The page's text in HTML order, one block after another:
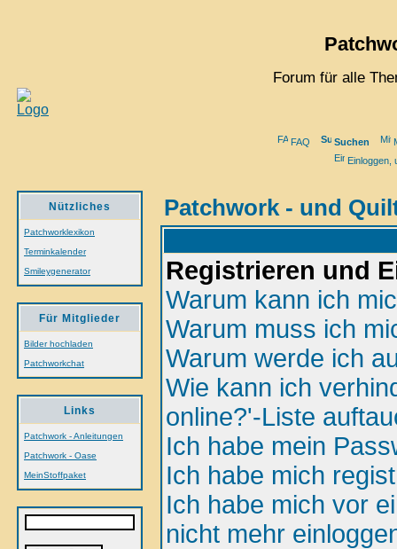
Forum für alle
FAQ Suchen
Einloggen,
Nützliches
Patchworklexikon
Terminkalender
Smileygenerator
Für Mitglieder
Bilder hochladen
Patchworkchat
Links
Patchwork - Anleitungen
Patchwork - Oase
MeinStoffpaket
Patchwork - und
Registrieren und
Warum kann ich
Warum muss ich
Warum werde ich
Wie kann ich
online?'-Liste
Ich habe mein
Ich habe mich
Ich habe mich vor
nicht mehr